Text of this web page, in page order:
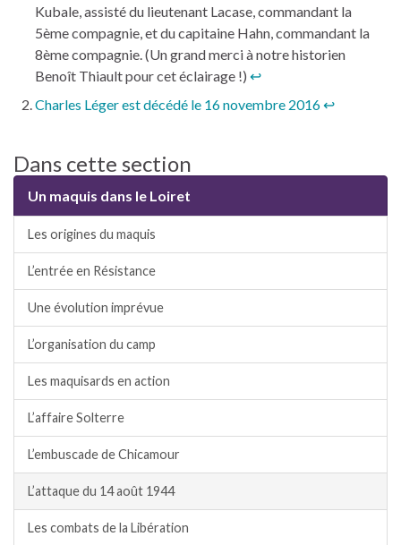
Kubale, assisté du lieutenant Lacase, commandant la
5ème compagnie, et du capitaine Hahn, commandant la
8ème compagnie. (Un grand merci à notre historien
Benoît Thiault pour cet éclairage !) ↩︎
Charles Léger est décédé le 16 novembre 2016↩︎
Dans cette section
Un maquis dans le Loiret
Les origines du maquis
L’entrée en Résistance
Une évolution imprévue
L’organisation du camp
Les maquisards en action
L’affaire Solterre
L’embuscade de Chicamour
L’attaque du 14 août 1944
Les combats de la Libération